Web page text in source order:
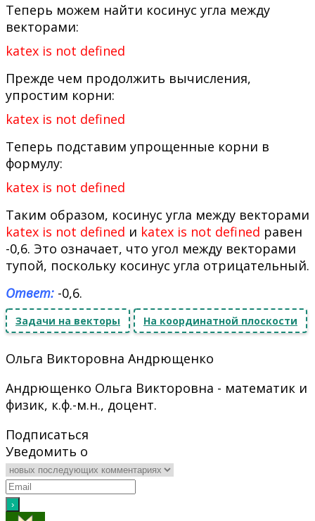
Теперь можем найти косинус угла между
векторами:
katex is not defined
Прежде чем продолжить вычисления,
упростим корни:
katex is not defined
Теперь подставим упрощенные корни в
формулу:
katex is not defined
Таким образом, косинус угла между векторами
katex is not defined и katex is not defined равен
-0,6. Это означает, что угол между векторами
тупой, поскольку косинус угла отрицательный.
Ответ: -0,6.
Задачи на векторы На координатной плоскости
Ольга Викторовна Андрющенко
Андрющенко Ольга Викторовна - математик и
физик, к.ф.-м.н., доцент.
Подписаться
Уведомить о